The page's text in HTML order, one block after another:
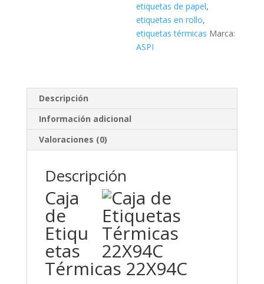
etiquetas de papel,
etiquetas en rollo,
etiquetas térmicas Marca:
ASPI
Descripción
Información adicional
Valoraciones (0)
Descripción
Caja
de
Etiqu
etas
Térmicas 22X94C